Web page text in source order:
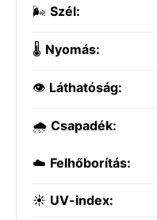
🌬️ Szél:
🌡️ Nyomás:
👁️ Láthatóság:
🌧️ Csapadék:
☁️ Felhőborítás:
☀️ UV-index: